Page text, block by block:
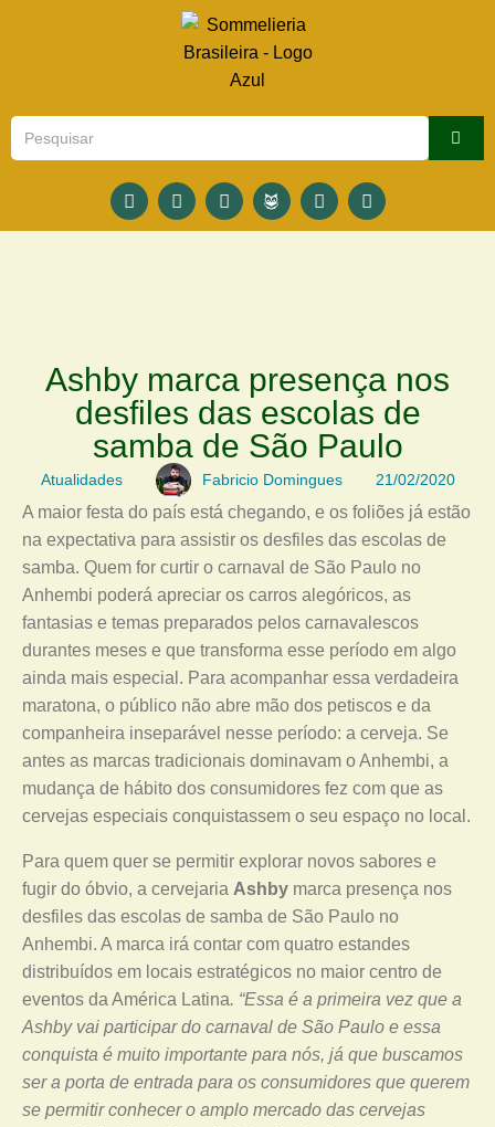
Ashby marca presença nos
desfiles das escolas de
samba de São Paulo
Atualidades Fabricio Domingues 21/02/2020
A maior festa do país está chegando, e os foliões já estão
na expectativa para assistir os desfiles das escolas de
samba. Quem for curtir o carnaval de São Paulo no
Anhembi poderá apreciar os carros alegóricos, as
fantasias e temas preparados pelos carnavalescos
durantes meses e que transforma esse período em algo
ainda mais especial. Para acompanhar essa verdadeira
maratona, o público não abre mão dos petiscos e da
companheira inseparável nesse período: a cerveja. Se
antes as marcas tradicionais dominavam o Anhembi, a
mudança de hábito dos consumidores fez com que as
cervejas especiais conquistassem o seu espaço no local.
Para quem quer se permitir explorar novos sabores e
fugir do óbvio, a cervejaria Ashby marca presença nos
desfiles das escolas de samba de São Paulo no
Anhembi. A marca irá contar com quatro estandes
distribuídos em locais estratégicos no maior centro de
eventos da América Latina. “Essa é a primeira vez que a
Ashby vai participar do carnaval de São Paulo e essa
conquista é muito importante para nós, já que buscamos
ser a porta de entrada para os consumidores que querem
se permitir conhecer o amplo mercado das cervejas